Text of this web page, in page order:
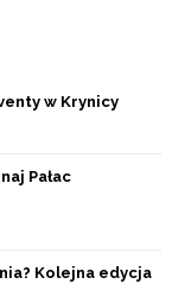
w Krynicy
Pałac
Kolejna edycja